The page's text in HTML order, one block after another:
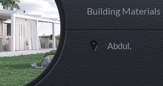
Building Materials
Abdul,